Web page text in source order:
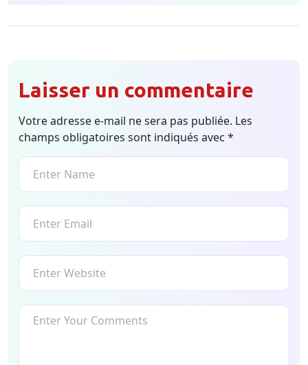
Laisser un commentaire
Votre adresse e-mail ne sera pas publiée. Les
champs obligatoires sont indiqués avec *